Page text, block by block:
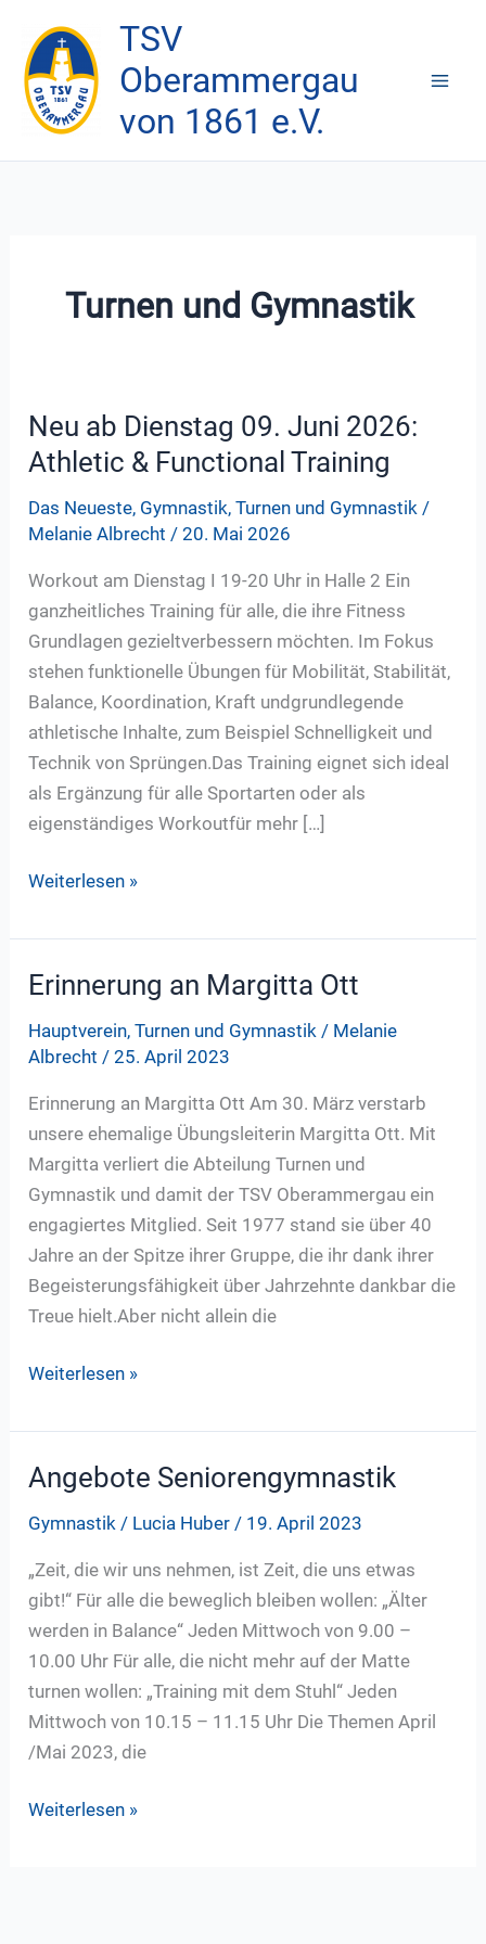
Inhalt
springen
TSV
Oberammergau
von 1861 e.V.
Turnen und Gymnastik
Neu ab Dienstag 09. Juni 2026:
Athletic & Functional Training
Das Neueste, Gymnastik,Turnen und Gymnastik /
Melanie Albrecht /20. Mai 2026
Workout am Dienstag I 19-20 Uhr in Halle 2 Ein
ganzheitliches Training für alle, die ihre Fitness
Grundlagen gezieltverbessern möchten. Im Fokus
stehen funktionelle Übungen für Mobilität, Stabilität,
Balance, Koordination, Kraft undgrundlegende
athletische Inhalte, zum Beispiel Schnelligkeit und
Technik von Sprüngen.Das Training eignet sich ideal
als Ergänzung für alle Sportarten oder als
eigenständiges Workoutfür mehr […]
Neu
Dienstag
09.
Juni
2026:
Athletic
&
Functional
Training
Weiterlesen »
Erinnerung an Margitta Ott
Hauptverein,Turnen und Gymnastik / Melanie
Albrecht /25. April 2023
Erinnerung an Margitta Ott Am 30. März verstarb
unsere ehemalige Übungsleiterin Margitta Ott. Mit
Margitta verliert die Abteilung Turnen und
Gymnastik und damit der TSV Oberammergau ein
engagiertes Mitglied. Seit 1977 stand sie über 40
Jahre an der Spitze ihrer Gruppe, die ihr dank ihrer
Begeisterungsfähigkeit über Jahrzehnte dankbar die
Treue hielt.Aber nicht allein die
Erinnerung
Margitta
Ott
Weiterlesen »
Angebote Seniorengymnastik
Gymnastik / Lucia Huber / 19. April 2023
„Zeit, die wir uns nehmen, ist Zeit, die uns etwas
gibt!“ Für alle die beweglich bleiben wollen: „Älter
werden in Balance“ Jeden Mittwoch von 9.00 –
10.00 Uhr Für alle, die nicht mehr auf der Matte
turnen wollen: „Training mit dem Stuhl“ Jeden
Mittwoch von 10.15 – 11.15 Uhr Die Themen April
/Mai 2023, die
Angebote
Weiterlesen »